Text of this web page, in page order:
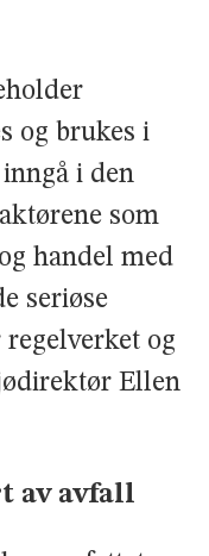
og brukes i
i den
som
handel med
seriøse
og
Ellen
av avfall